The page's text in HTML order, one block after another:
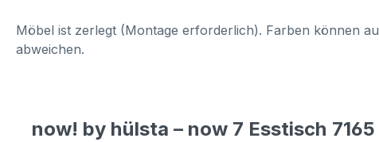
Möbel ist zerlegt (Montage erforderlich). Farben können
abweichen.
now! by hülsta – now 7 Esstisch 7165